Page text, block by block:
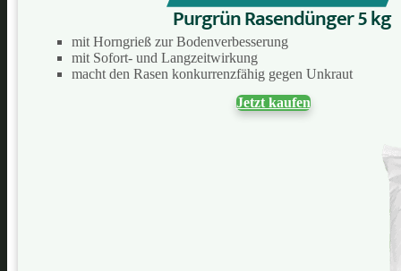
Purgrün Rasendünger 5 kg
mit Horngrieß zur Bodenverbesserung
mit Sofort- und Langzeitwirkung
macht den Rasen konkurrenzfähig gegen Unkraut
Jetzt kaufen